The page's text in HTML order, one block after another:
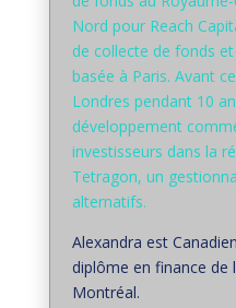
Nord pour Reach
de collecte de fonds
basée à Paris. Avant
Londres pendant 10
développement
investisseurs dans la
Tetragon, un
alternatifs.
Alexandra est
diplôme en finance de
Montréal.